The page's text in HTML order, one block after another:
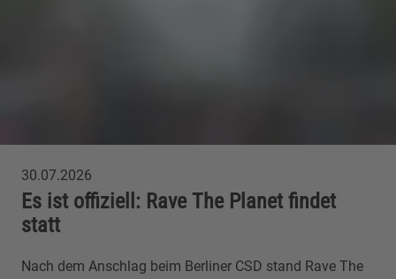
30.07.2026
Es ist offiziell: Rave The Planet findet
statt
Nach dem Anschlag beim Berliner CSD stand Rave The